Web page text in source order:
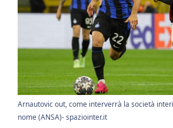
Arnautovic out, come interverrà la società
nome (ANSA)- spaziointer.it